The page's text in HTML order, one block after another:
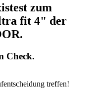
zum
fit 4" der
.
Check.
treffen!